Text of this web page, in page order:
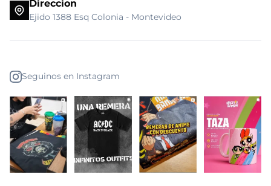
Direccion
Ejido 1388 Esq Colonia - Montevideo
Seguinos en Instagram